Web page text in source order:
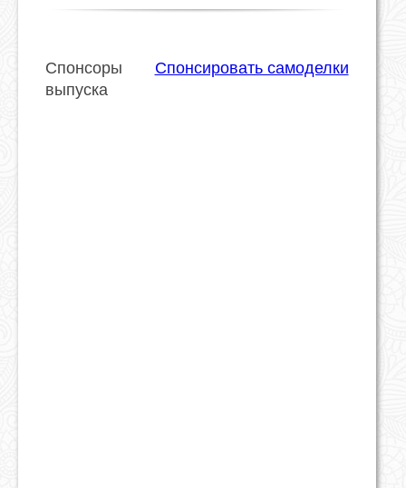
Спонсировать самоделки
Спонсоры
выпуска